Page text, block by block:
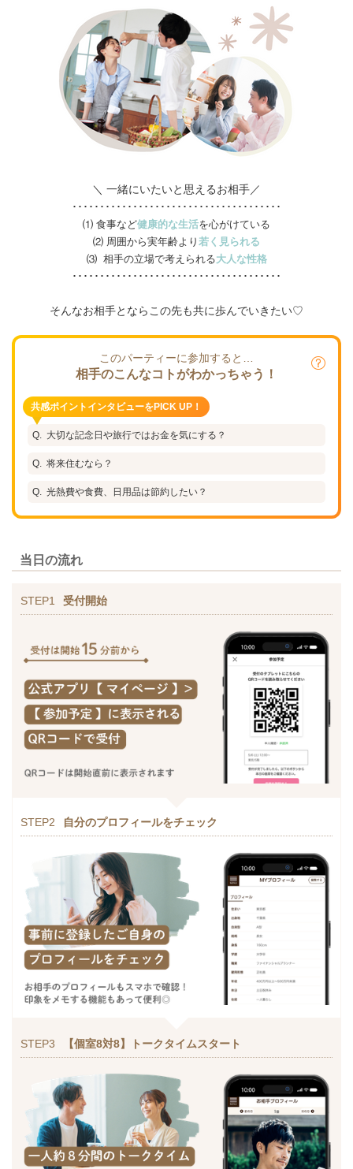
＼ 一緒にいたいと思えるお相手／
･･････････････････････････････････････
⑴ 食事など健康的な生活を心がけている
⑵ 周囲から実年齢より 若く見られる
⑶ 相手の立場で考えられる大人な性格
･･････････････････････････････････････
そんなお相手とならこの先も共に歩んでいきたい♡
このパーティーに参加すると…
相手のこんなコトがわかっちゃう！
共感ポイントインタビューをPICK UP！
大切な記念日や旅行ではお金を気にする？
将来住むなら？
光熱費や食費、日用品は節約したい？
当日の流れ
STEP1 受付開始
STEP2 自分のプロフィールをチェック
STEP3 【個室8対8】トークタイムスタート